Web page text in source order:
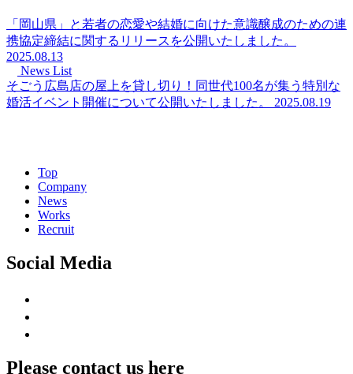
「岡山県」と若者の恋愛や結婚に向けた意識醸成のための連
携協定締結に関するリリースを公開いたしました。
2025.08.13
News List
そごう広島店の屋上を貸し切り！同世代100名が集う特別な
婚活イベント開催について公開いたしました。
2025.08.19
Top
Company
News
Works
Recruit
Social Media
Please contact us here